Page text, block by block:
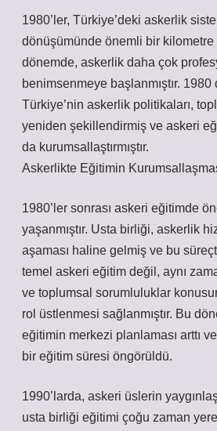
1980’ler, Türkiye’deki askerlik
dönüşümünde önemli bir kilometre
dönemde, askerlik daha çok
benimsenmeye başlanmıştır. 1980
Türkiye’nin askerlik politikaları,
yeniden şekillendirmiş ve askeri
da kurumsallaştırmıştır.
Askerlikte Eğitimin
1980’ler sonrası askeri eğitimde
yaşanmıştır. Usta birliği, askerlik
aşaması haline gelmiş ve bu
temel askeri eğitim değil, aynı
ve toplumsal sorumluluklar
rol üstlenmesi sağlanmıştır. Bu
eğitimin merkezi planlaması arttı
bir eğitim süresi öngörüldü.
1990’larda, askeri üslerin
usta birliği eğitimi çoğu zaman